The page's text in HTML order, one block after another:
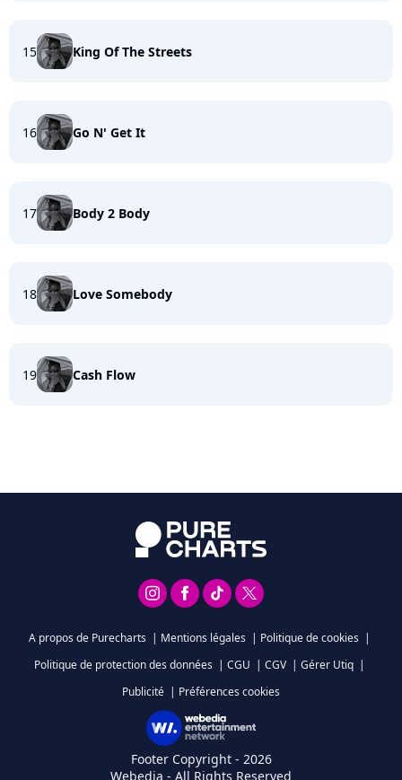
15 King Of The Streets
16 Go N' Get It
17 Body 2 Body
18 Love Somebody
19 Cash Flow
A propos de Purecharts | Mentions légales | Politique de cookies |
Politique de protection des données | CGU | CGV | Gérer Utiq |
Publicité | Préférences cookies
Footer Copyright - 2026
Webedia - All Rights Reserved